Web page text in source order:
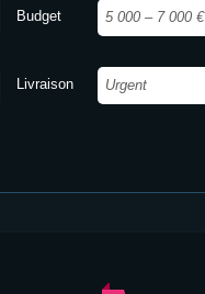
Budget
Livraison